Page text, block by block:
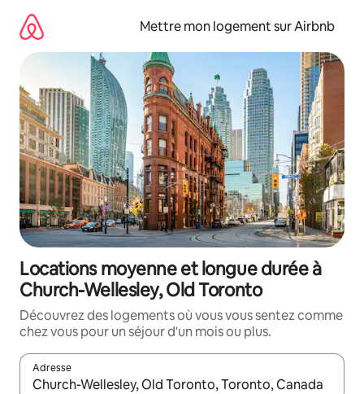
directement
contenu
Mettre mon logement sur Airbnb
Locations moyenne et longue durée à
Church-Wellesley, Old Toronto
Découvrez des logements où vous vous sentez comme
chez vous pour un séjour d'un mois ou plus.
Adresse
Lorsque les résultats s'affichent, utilisez les flèches vers le